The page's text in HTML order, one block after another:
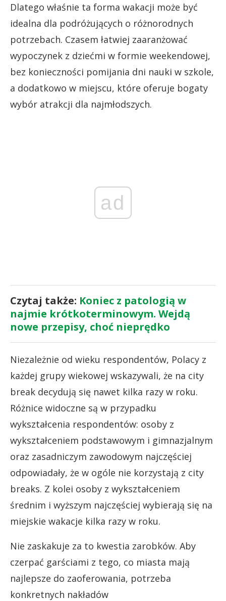
Dlatego właśnie ta forma wakacji może być
idealna dla podróżujących o różnorodnych
potrzebach. Czasem łatwiej zaaranżować
wypoczynek z dziećmi w formie weekendowej,
bez konieczności pomijania dni nauki w szkole,
a dodatkowo w miejscu, które oferuje bogaty
wybór atrakcji dla najmłodszych.
ad
Czytaj także: Koniec z patologią w
najmie krótkoterminowym. Wejdą
nowe przepisy, choć nieprędko
Niezależnie od wieku respondentów, Polacy z
każdej grupy wiekowej wskazywali, że na city
break decydują się nawet kilka razy w roku.
Różnice widoczne są w przypadku
wykształcenia respondentów: osoby z
wykształceniem podstawowym i gimnazjalnym
oraz zasadniczym zawodowym najczęściej
odpowiadały, że w ogóle nie korzystają z city
breaks. Z kolei osoby z wykształceniem
średnim i wyższym najczęściej wybierają się na
miejskie wakacje kilka razy w roku.
Nie zaskakuje za to kwestia zarobków. Aby
czerpać garściami z tego, co miasta mają
najlepsze do zaoferowania, potrzeba
konkretnych nakładów